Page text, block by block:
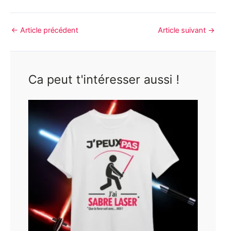
← Article précédent Article suivant →
Ca peut t'intéresser aussi !